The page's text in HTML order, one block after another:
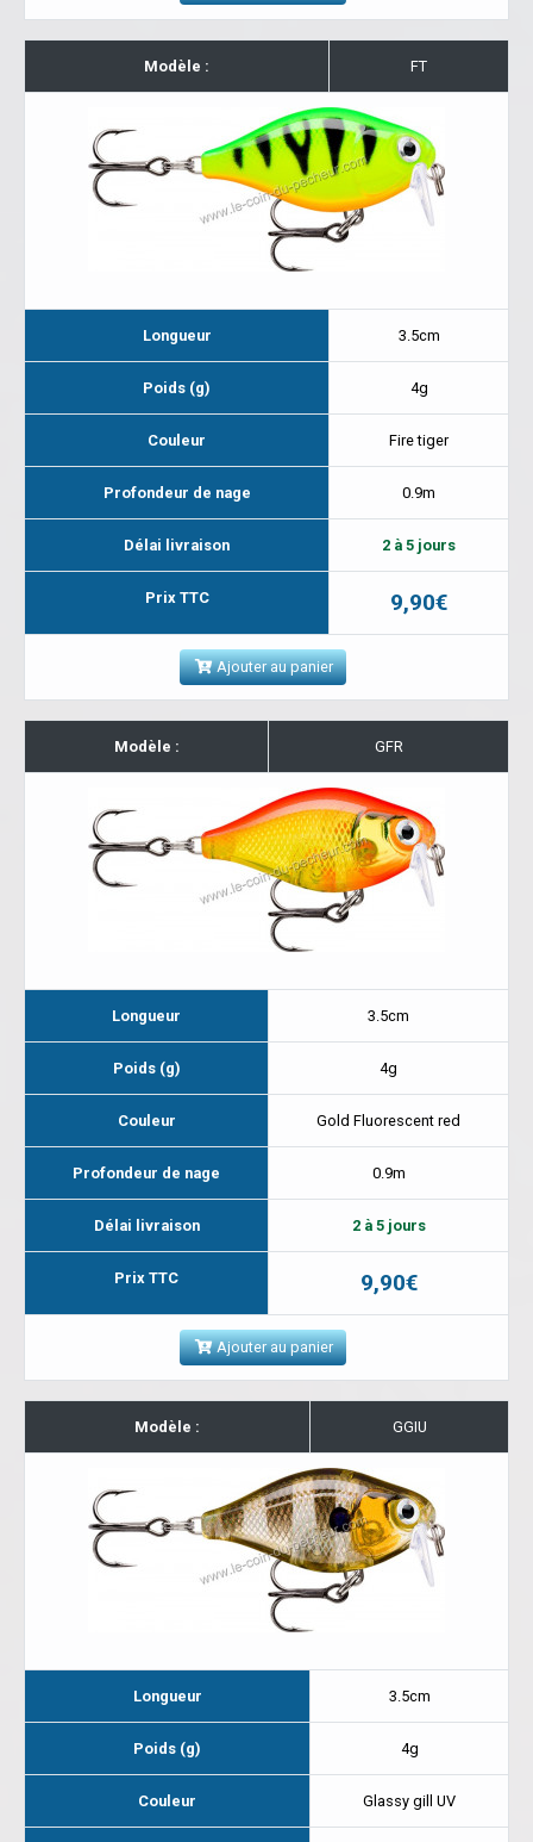
Modèle : FT
Longueur 3.5cm
Poids (g) 4g
Couleur Fire tiger
Profondeur de nage 0.9m
Délai livraison 2 à 5 jours
Prix TTC 9,90€
Ajouter au panier
Modèle : GFR
Longueur 3.5cm
Poids (g) 4g
Couleur Gold Fluorescent red
Profondeur de nage 0.9m
Délai livraison 2 à 5 jours
Prix TTC 9,90€
Ajouter au panier
Modèle : GGIU
Longueur 3.5cm
Poids (g) 4g
Couleur Glassy gill UV